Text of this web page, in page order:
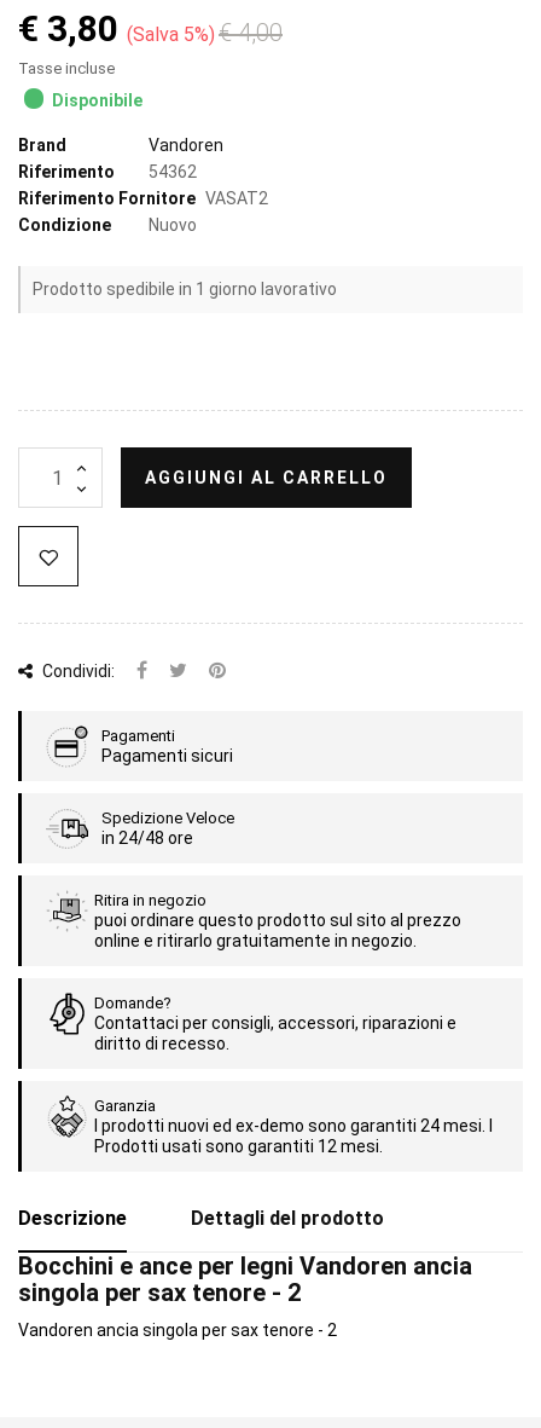
€ 3,80 Salva 5% € 4,00
Tasse incluse
Disponibile
Brand
Vandoren
Riferimento
54362
Riferimento Fornitore VASAT2
Condizione
Nuovo
Prodotto spedibile in 1 giorno lavorativo
AGGIUNGI AL CARRELLO
Condividi:
Pagamenti
Pagamenti sicuri
Spedizione Veloce
in 24/48 ore
Ritira in negozio
puoi ordinare questo prodotto sul sito al prezzo
online e ritirarlo gratuitamente in negozio.
Domande?
Contattaci per consigli, accessori, riparazioni e
diritto di recesso.
Garanzia
I prodotti nuovi ed ex-demo sono garantiti 24 mesi. I
Prodotti usati sono garantiti 12 mesi.
Descrizione Dettagli del prodotto
Bocchini e ance per legni Vandoren ancia
singola per sax tenore - 2
Vandoren ancia singola per sax tenore - 2